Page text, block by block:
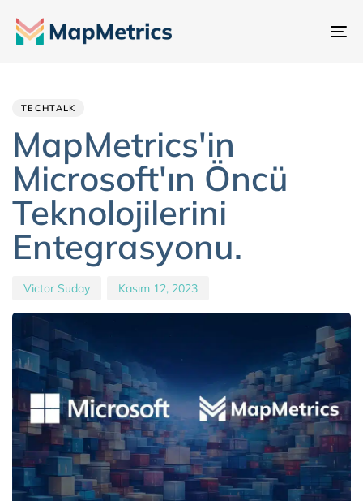
TECHTALK
MapMetrics'in
Microsoft'ın Öncü
Teknolojilerini
Entegrasyonu.
Victor Suday Kasım 12, 2023